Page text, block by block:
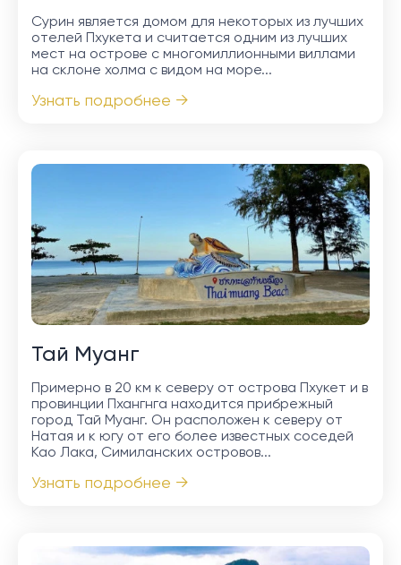
Сурин является домом для некоторых из лучших
отелей Пхукета и считается одним из лучших
мест на острове с многомиллионными виллами
на склоне холма с видом на море...
Узнать подробнее →
Тай Муанг
Примерно в 20 км к северу от острова Пхукет и в
провинции Пхангнга находится прибрежный
город Тай Муанг. Он расположен к северу от
Натая и к югу от его более известных соседей
Као Лака, Симиланских островов...
Узнать подробнее →